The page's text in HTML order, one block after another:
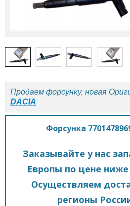
Продаем форсунку, новая
DACIA
Форсунка
Заказывайте у нас
Европы по цене
Осуществляем
регионы